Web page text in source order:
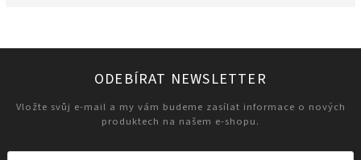
ODEBÍRAT NEWSLETTER
Vložte svůj e-mail a my vám budeme zasílat informace o nových
produktech na našem e-shopu.